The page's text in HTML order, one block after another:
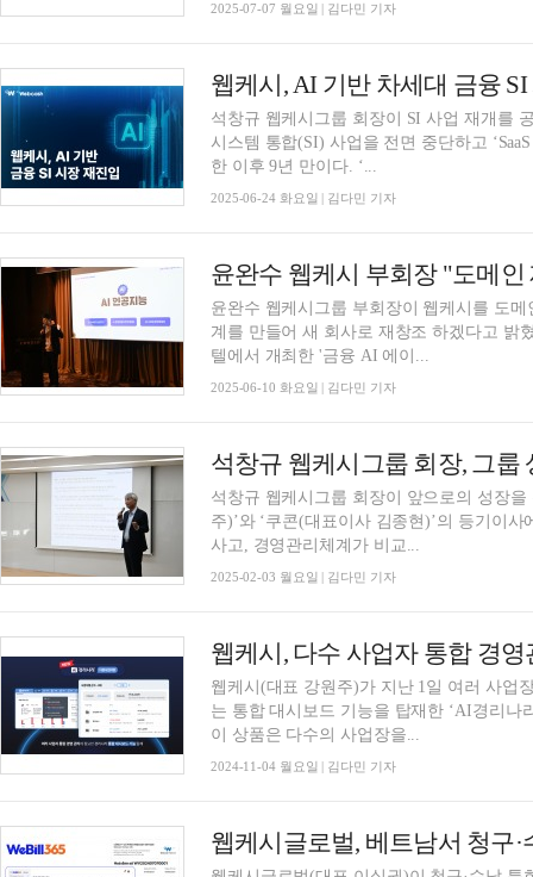
2025-07-07 월요일 | 김다민 기자
웹케시, AI 기반 차세대 금융
석창규 웹케시그룹 회장이 SI 사업 재개를
시스템 통합(SI) 사업을 전면 중단하고
한 이후 9년 만이다. ‘...
2025-06-24 화요일 | 김다민 기자
윤완수 웹케시그룹 부회장이 웹케시를 도
계를 만들어 새 회사로 재창조 하겠다고 밝
텔에서 개최한 '금융 AI 에이...
2025-06-10 화요일 | 김다민 기자
석창규 웹케시그룹 회장, 그룹
석창규 웹케시그룹 회장이 앞으로의 성장
주)’와 ‘쿠콘(대표이사 김종현)’의 등기이
사고, 경영관리체계가 비교...
2025-02-03 월요일 | 김다민 기자
웹케시(대표 강원주)가 지난 1일 여러 사업
는 통합 대시보드 기능을 탑재한 ‘AI경리나
이 상품은 다수의 사업장을...
2024-11-04 월요일 | 김다민 기자